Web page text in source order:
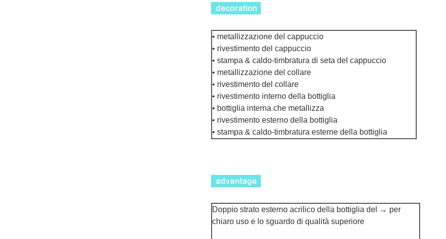
• metallizzazione del cappuccio
• rivestimento del cappuccio
• stampa & caldo-timbratura di seta del cappuccio
• metallizzazione del collare
• rivestimento del collare
• rivestimento interno della bottiglia
• bottiglia interna che metallizza
• rivestimento esterno della bottiglia
• stampa & caldo-timbratura esterne della bottiglia
Doppio strato esterno acrilico della bottiglia del → per
chiaro uso e lo sguardo di qualità superiore